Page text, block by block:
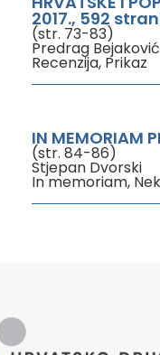
2017., 592
(str. 73-83)
Predrag Bejaković
Recenzija, Prikaz
IN MEMORIAM
(str. 84-86)
Stjepan Dvorski
In memoriam,